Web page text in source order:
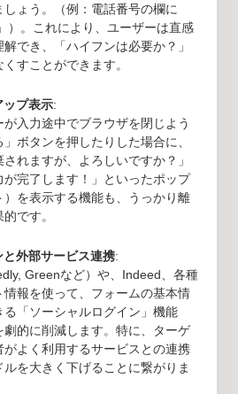
ょう。（例：電話番号の欄に
）。これにより、ユーザーは直感
でき、「ハイフンは必要か？」
すことができます。
ップ表示:
入力途中でブラウザを閉じよう
ボタンを押したりした場合に、
されますが、よろしいですか？」
が完了します！」といったポップ
）を表示する機能も、うっかり離
です。
外部サービス連携:
Greenなど）や、Indeed、各種
情報を使って、フォームの基本情
る「ソーシャルログイン」機能
劇的に削減します。特に、ターゲ
がよく利用するサービスとの連携
を大きく下げることに繋がりま